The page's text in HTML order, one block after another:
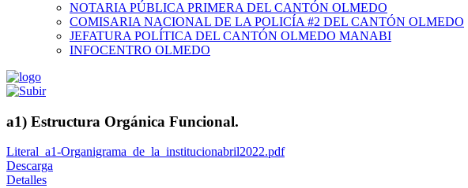
NOTARIA PÚBLICA PRIMERA DEL CANTÓN OLMEDO
COMISARIA NACIONAL DE LA POLICÍA #2 DEL CANTÓN OLMEDO
JEFATURA POLÍTICA DEL CANTÓN OLMEDO MANABI
INFOCENTRO OLMEDO
a1) Estructura Orgánica Funcional.
Literal_a1-Organigrama_de_la_institucionabril2022.pdf
Descarga
Detalles